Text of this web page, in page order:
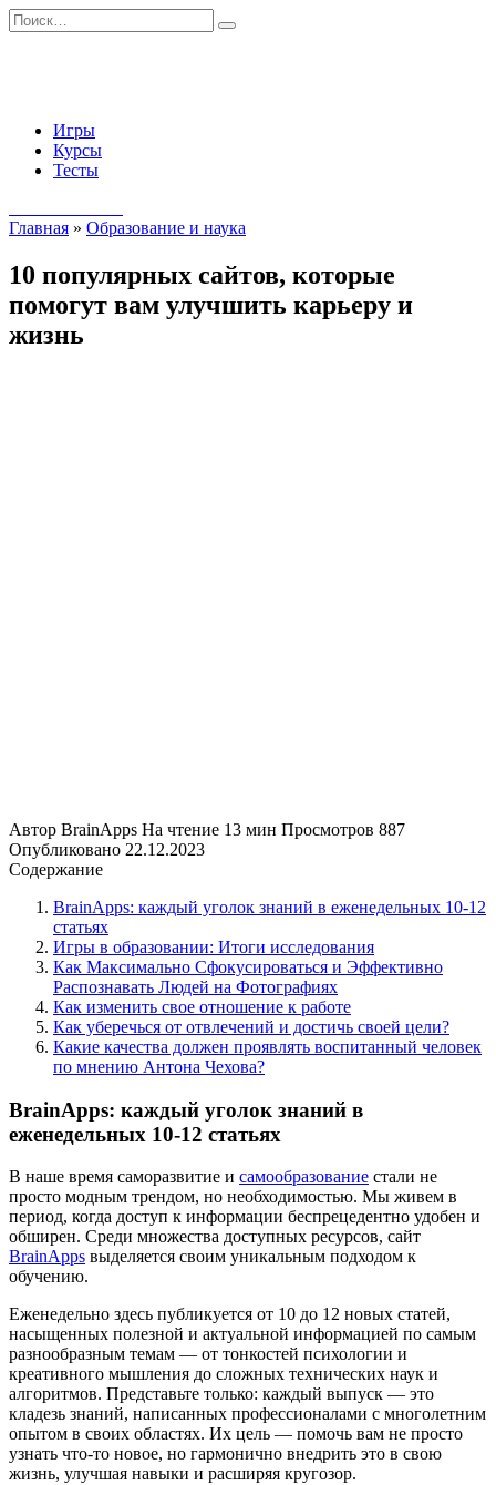
Перейти
к
Search
for:
Игры
Курсы
Тесты
Главная » Образование и наука
10 популярных сайтов, которые
помогут вам улучшить карьеру и
жизнь
Автор BrainApps На чтение 13 мин Просмотров 887
Опубликовано 22.12.2023
Содержание
BrainApps: каждый уголок знаний в еженедельных 10-12
статьях
Игры в образовании: Итоги исследования
Как Максимально Сфокусироваться и Эффективно
Распознавать Людей на Фотографиях
Как изменить свое отношение к работе
Как уберечься от отвлечений и достичь своей цели?
Какие качества должен проявлять воспитанный человек
по мнению Антона Чехова?
BrainApps: каждый уголок знаний в
еженедельных 10-12 статьях
В наше время саморазвитие и самообразование стали не
просто модным трендом, но необходимостью. Мы живем в
период, когда доступ к информации беспрецедентно удобен и
обширен. Среди множества доступных ресурсов, сайт
BrainApps выделяется своим уникальным подходом к
обучению.
Еженедельно здесь публикуется от 10 до 12 новых статей,
насыщенных полезной и актуальной информацией по самым
разнообразным темам — от тонкостей психологии и
креативного мышления до сложных технических наук и
алгоритмов. Представьте только: каждый выпуск — это
кладезь знаний, написанных профессионалами с многолетним
опытом в своих областях. Их цель — помочь вам не просто
узнать что-то новое, но гармонично внедрить это в свою
жизнь, улучшая навыки и расширяя кругозор.